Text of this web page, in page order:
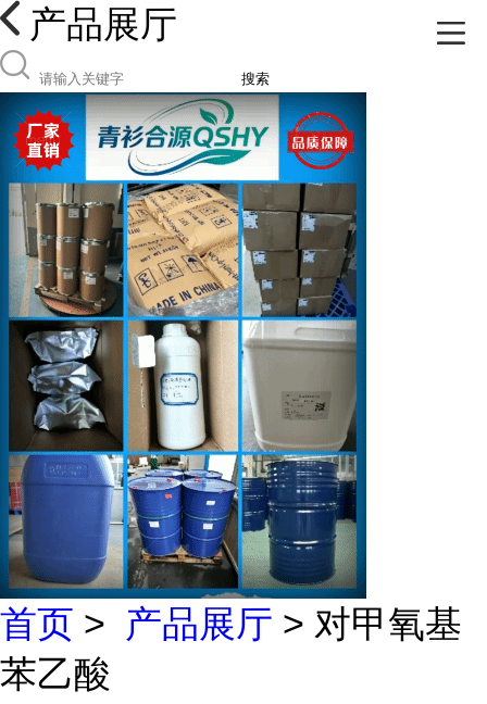
产品展厅
搜索
首页 > 产品展厅 > 对甲氧基
苯乙酸